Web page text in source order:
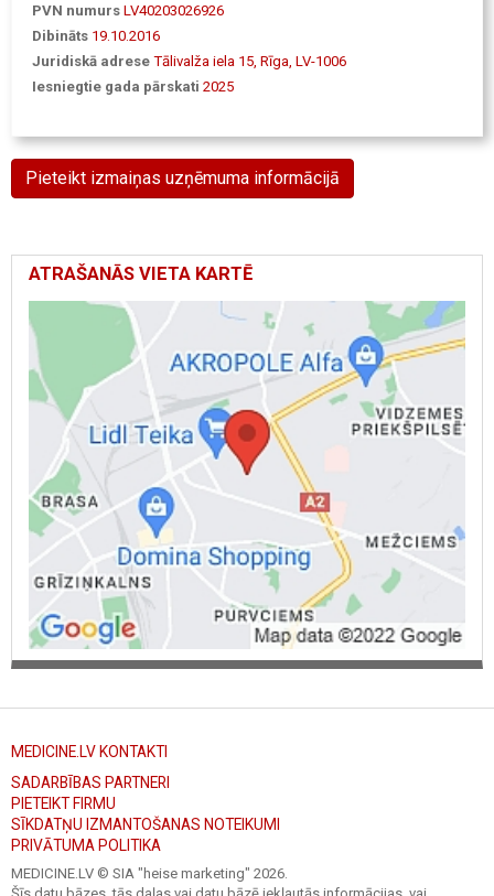
PVN numurs LV40203026926
Dibināts 19.10.2016
Juridiskā adrese Tālivalža iela 15, Rīga, LV-1006
Iesniegtie gada pārskati 2025
Pieteikt izmaiņas uzņēmuma informācijā
ATRAŠANĀS VIETA KARTĒ
MEDICINE.LV KONTAKTI
SADARBĪBAS PARTNERI
PIETEIKT FIRMU
SĪKDATŅU IZMANTOŠANAS NOTEIKUMI
PRIVĀTUMA POLITIKA
MEDICINE.LV © SIA "heise marketing" 2026.